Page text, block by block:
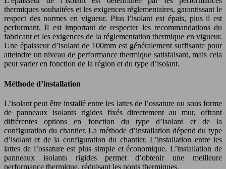
thermiques souhaitées et les exigences réglementaires, garantissant le
respect des normes en vigueur. Plus l’isolant est épais, plus il est
performant. Il est important de respecter les recommandations du
fabricant et les exigences de la réglementation thermique en vigueur.
Une épaisseur d’isolant de 100mm est généralement suffisante pour
atteindre un niveau de performance thermique satisfaisant, mais cela
peut varier en fonction de la région et du type d’isolant.
Méthode d’installation
L’isolant peut être installé entre les lattes de l’ossature ou sous forme
de panneaux isolants rigides fixés directement au mur, offrant
différentes options en fonction du type d’isolant et de la
configuration du chantier. La méthode d’installation dépend du type
d’isolant et de la configuration du chantier. L’installation entre les
lattes de l’ossature est plus simple et économique. L’installation de
panneaux isolants rigides permet d’obtenir une meilleure
performance thermique, réduisant les ponts thermiques.